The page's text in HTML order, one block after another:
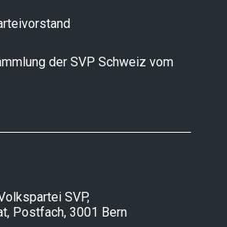
der SVP Schweiz vom
SVP,
Postfach, 3001 Bern